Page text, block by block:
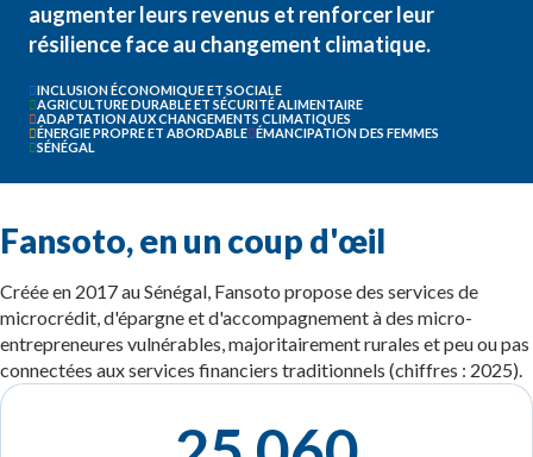
augmenter leurs revenus et renforcer leur
résilience face au changement climatique.
INCLUSION ÉCONOMIQUE ET SOCIALE
AGRICULTURE DURABLE ET SÉCURITÉ ALIMENTAIRE
ADAPTATION AUX CHANGEMENTS CLIMATIQUES
ÉNERGIE PROPRE ET ABORDABLE ÉMANCIPATION DES FEMMES
SÉNÉGAL
Fansoto, en un coup d'œil
Créée en 2017 au Sénégal, Fansoto propose des services de
microcrédit, d'épargne et d'accompagnement à des micro-
entrepreneures vulnérables, majoritairement rurales et peu ou pas
connectées aux services financiers traditionnels (chiffres : 2025).